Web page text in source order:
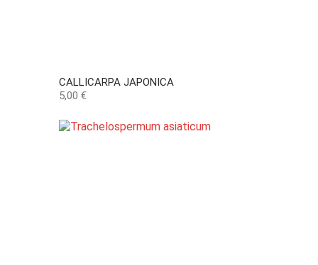
CALLICARPA JAPONICA
Preço
5,00 €